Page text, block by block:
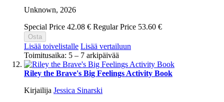
Unknown, 2026
Special Price 42.08 € Regular Price 53.60 €
Osta
Lisää toivelistalle Lisää vertailuun
Toimitusaika: 5 – 7 arkipäivää
Riley the Brave's Big Feelings Activity Book
Kirjailija Jessica Sinarski